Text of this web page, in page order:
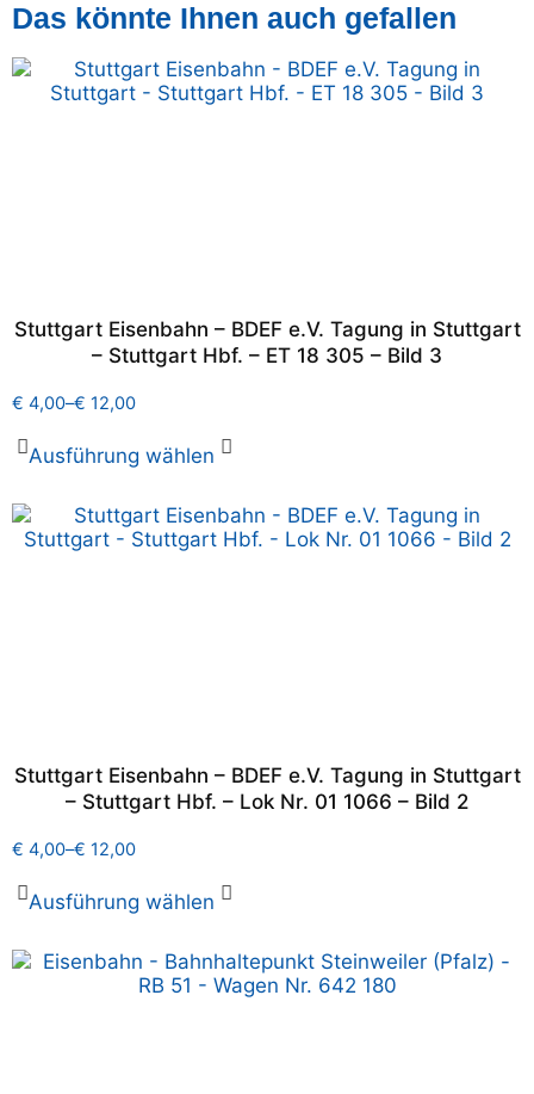
Das könnte Ihnen auch gefallen
Stuttgart Eisenbahn – BDEF e.V. Tagung in Stuttgart
– Stuttgart Hbf. – ET 18 305 – Bild 3
€ 4,00–€ 12,00
Ausführung wählen
Stuttgart Eisenbahn – BDEF e.V. Tagung in Stuttgart
– Stuttgart Hbf. – Lok Nr. 01 1066 – Bild 2
€ 4,00–€ 12,00
Ausführung wählen